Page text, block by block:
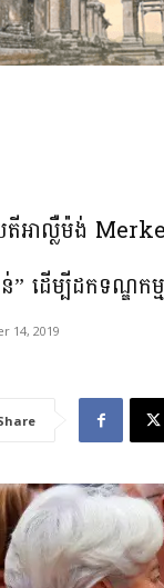
តីអាល្លឺម៉ង់
” ដើម្បីដកទណ្ឌកម្
14, 2019